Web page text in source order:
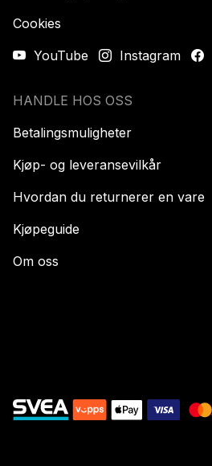
Cookies
YouTube
Instagram
HANDLE HOS OSS
Betalingsmuligheter
Kjøp- og leveransevilkår
Hvordan du returnerer en vare
Kjøpeguide
Om oss